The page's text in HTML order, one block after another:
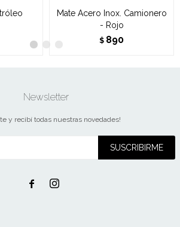
Mate Acero Inox. Camionero
- Rojo
$ 890
Newsletter
y recibí todas nuestras novedades!
SUSCRIBIRME
 